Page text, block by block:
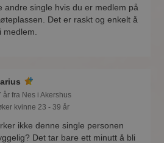
andre single hvis du er medlem på
Det er raskt og enkelt å
medlem.
år fra Nes i Akershus
kvinne 23 - 39 år
ikke denne single personen
Det tar bare ett minutt å bli